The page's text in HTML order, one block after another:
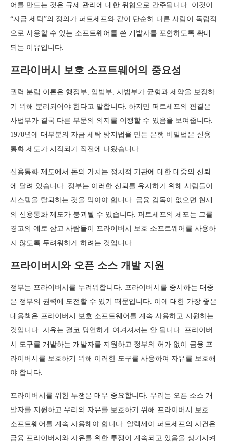
어를 만드는 것은 규제 관리에 대한 위협으로 간주됩니다. 이것이
“자금 세탁”의 정의가 퍼트세프와 같이 단순히 다른 사람이 독립적
으로 사용할 수 있는 소프트웨어를 쓴 개발자를 포함하도록 확대
되는 이유입니다.
프라이버시 보호 소프트웨어의 중요성
권력 분립 이론은 행정부, 입법부, 사법부가 균형과 제약을 보장하
기 위해 분리되어야 한다고 말합니다. 하지만 퍼트세프의 판결은
사법부가 결국 다른 부문의 의지를 이행할 수 있음을 보여줍니다.
1970년에 대부분의 자금 세탁 방지법을 만든 은행 비밀법은 신용
통화 제도가 시작되기 직전에 나왔습니다.
신용통화 제도에서 돈의 가치는 정치적 기관에 대한 대중의 신뢰
에 달려 있습니다. 정부는 이러한 신뢰를 유지하기 위해 사람들이
시스템을 탈퇴하는 것을 막아야 합니다. 금융 감독이 없으면 현재
의 신용통화 제도가 붕괴될 수 있습니다. 퍼트세프의 체포는 그를
경고의 예로 삼고 사람들이 프라이버시 보호 소프트웨어를 사용하
지 않도록 두려워하게 하려는 것입니다.
프라이버시와 오픈 소스 개발 지원
정부는 프라이버시를 두려워합니다. 프라이버시를 중시하는 대중
은 정부의 권력에 도전할 수 있기 때문입니다. 이에 대한 가장 좋은
대응책은 프라이버시 보호 소프트웨어를 계속 사용하고 지원하는
것입니다. 자유는 결코 당연하게 여겨져서는 안 됩니다. 프라이버
시 도구를 개발하는 개발자를 지원하고 정부의 허가 없이 금융 프
라이버시를 보호하기 위해 이러한 도구를 사용하여 자유를 보호해
야 합니다.
프라이버시를 위한 투쟁은 매우 중요합니다. 우리는 오픈 소스 개
발자를 지원하고 우리의 자유를 보호하기 위해 프라이버시 보호
소프트웨어를 계속 사용해야 합니다. 알렉세이 퍼트세프의 사건은
금융 프라이버시와 자유를 위한 투쟁이 계속되고 있음을 상기시켜